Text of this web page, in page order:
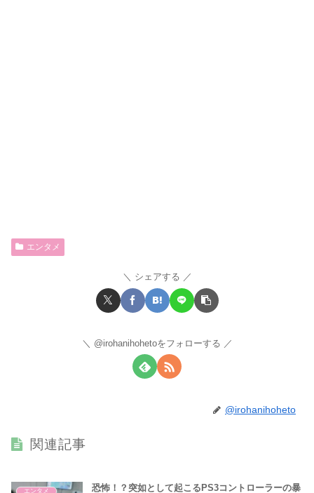
エンタメ
シェアする
@irohanihohetoをフォローする
@irohanihoheto
関連記事
エンタメ
恐怖！？突如として起こるPS3コントローラーの暴